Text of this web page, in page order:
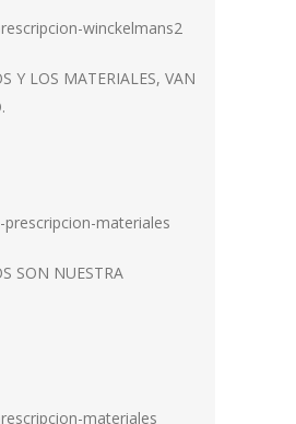
Y LOS MATERIALES, VAN
SON NUESTRA